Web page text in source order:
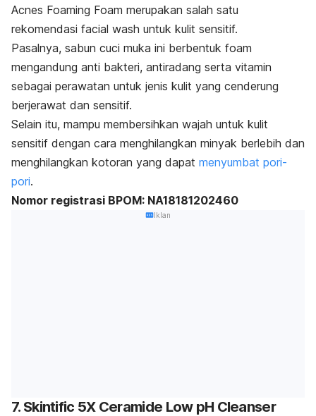
Acnes Foaming Foam merupakan salah satu
rekomendasi facial wash untuk kulit sensitif.
Pasalnya, sabun cuci muka ini berbentuk foam
mengandung anti bakteri, antiradang serta vitamin
sebagai perawatan untuk jenis kulit yang cenderung
berjerawat dan sensitif.
Selain itu, mampu membersihkan wajah untuk kulit
sensitif dengan cara menghilangkan minyak berlebih dan
menghilangkan kotoran yang dapat menyumbat pori-
pori.
Nomor registrasi BPOM: NA18181202460
Iklan
7. Skintific 5X Ceramide Low pH Cleanser